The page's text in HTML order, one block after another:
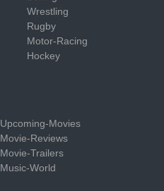
Wrestling
Rugby
Motor-Racing
Hockey
Upcoming-Movies
Movie-Reviews
Movie-Trailers
Music-World